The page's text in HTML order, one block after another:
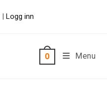
| Logg inn
0 Menu